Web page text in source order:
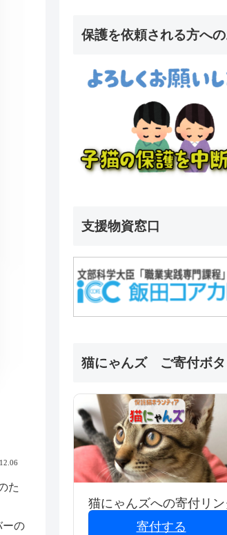
た
ーの
保護を依頼される方へ
支援物資窓口
猫にゃんズ ご寄付ボタ
猫にゃんズへの寄付リン
寄付する